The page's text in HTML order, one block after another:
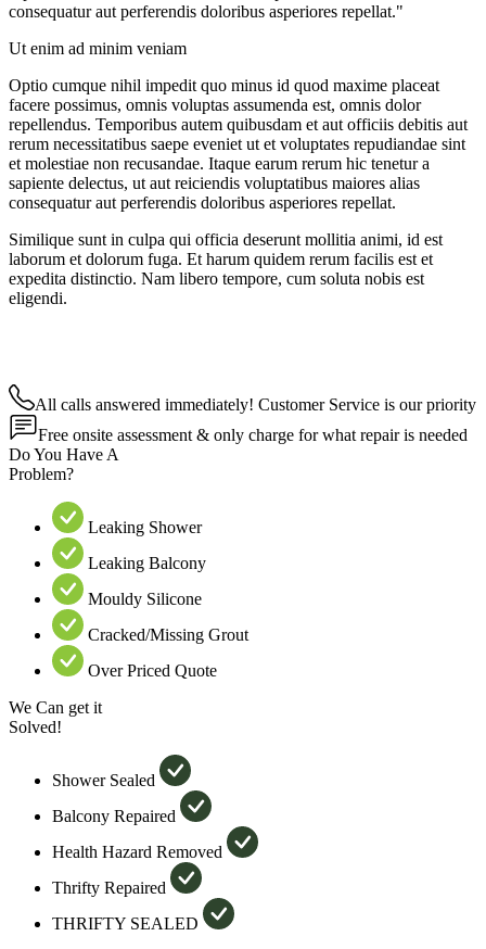
consequatur aut perferendis doloribus asperiores repellat."
Ut enim ad minim veniam
Optio cumque nihil impedit quo minus id quod maxime placeat
facere possimus, omnis voluptas assumenda est, omnis dolor
repellendus. Temporibus autem quibusdam et aut officiis debitis aut
rerum necessitatibus saepe eveniet ut et voluptates repudiandae sint
et molestiae non recusandae. Itaque earum rerum hic tenetur a
sapiente delectus, ut aut reiciendis voluptatibus maiores alias
consequatur aut perferendis doloribus asperiores repellat.
Similique sunt in culpa qui officia deserunt mollitia animi, id est
laborum et dolorum fuga. Et harum quidem rerum facilis est et
expedita distinctio. Nam libero tempore, cum soluta nobis est
eligendi.
All calls answered immediately! Customer Service is our priority
Free onsite assessment & only charge for what repair is needed
Do You Have A
Problem?
Leaking Shower
Leaking Balcony
Mouldy Silicone
Cracked/Missing Grout
Over Priced Quote
We Can get it
Solved!
Shower Sealed
Balcony Repaired
Health Hazard Removed
Thrifty Repaired
THRIFTY SEALED